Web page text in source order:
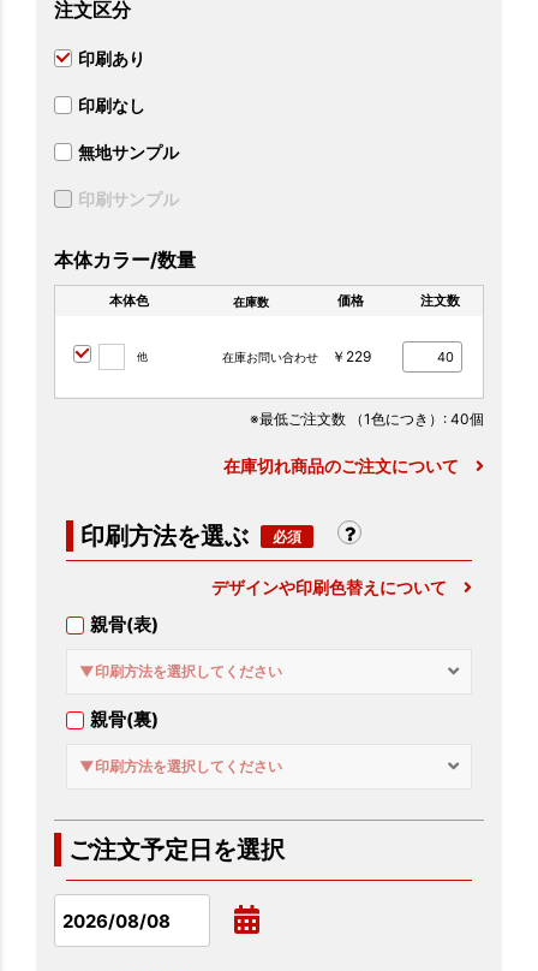
注文区分
印刷あり
印刷なし
無地サンプル
印刷サンプル
本体カラー/数量
本体色 在庫数 価格 注文数
他 在庫お問い合わせ ￥229
※最低ご注文数 （1色につき） : 40個
在庫切れ商品のご注文について
印刷方法を選ぶ
デザインや印刷色替えについて
親骨(表)
▼印刷方法を選択してください
親骨(裏)
▼印刷方法を選択してください
ご注文予定日を選択